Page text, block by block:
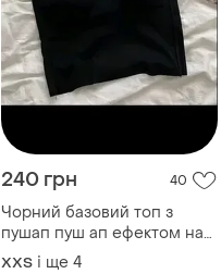
240 грн 40
Чорний базовий топ з
пушап пуш ап ефектом на
тонких бретельках
XХS і ще 4